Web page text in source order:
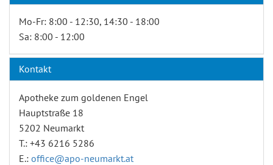
Mo-Fr: 8:00 - 12:30, 14:30 - 18:00
Sa: 8:00 - 12:00
Kontakt
Apotheke zum goldenen Engel
Hauptstraße 18
5202 Neumarkt
T.: +43 6216 5286
E.: office@apo-neumarkt.at